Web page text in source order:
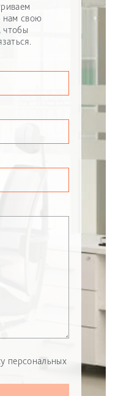
нам свою
персональных